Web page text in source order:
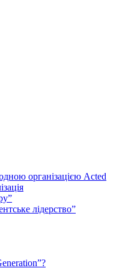
організацією Acted
лідерство”